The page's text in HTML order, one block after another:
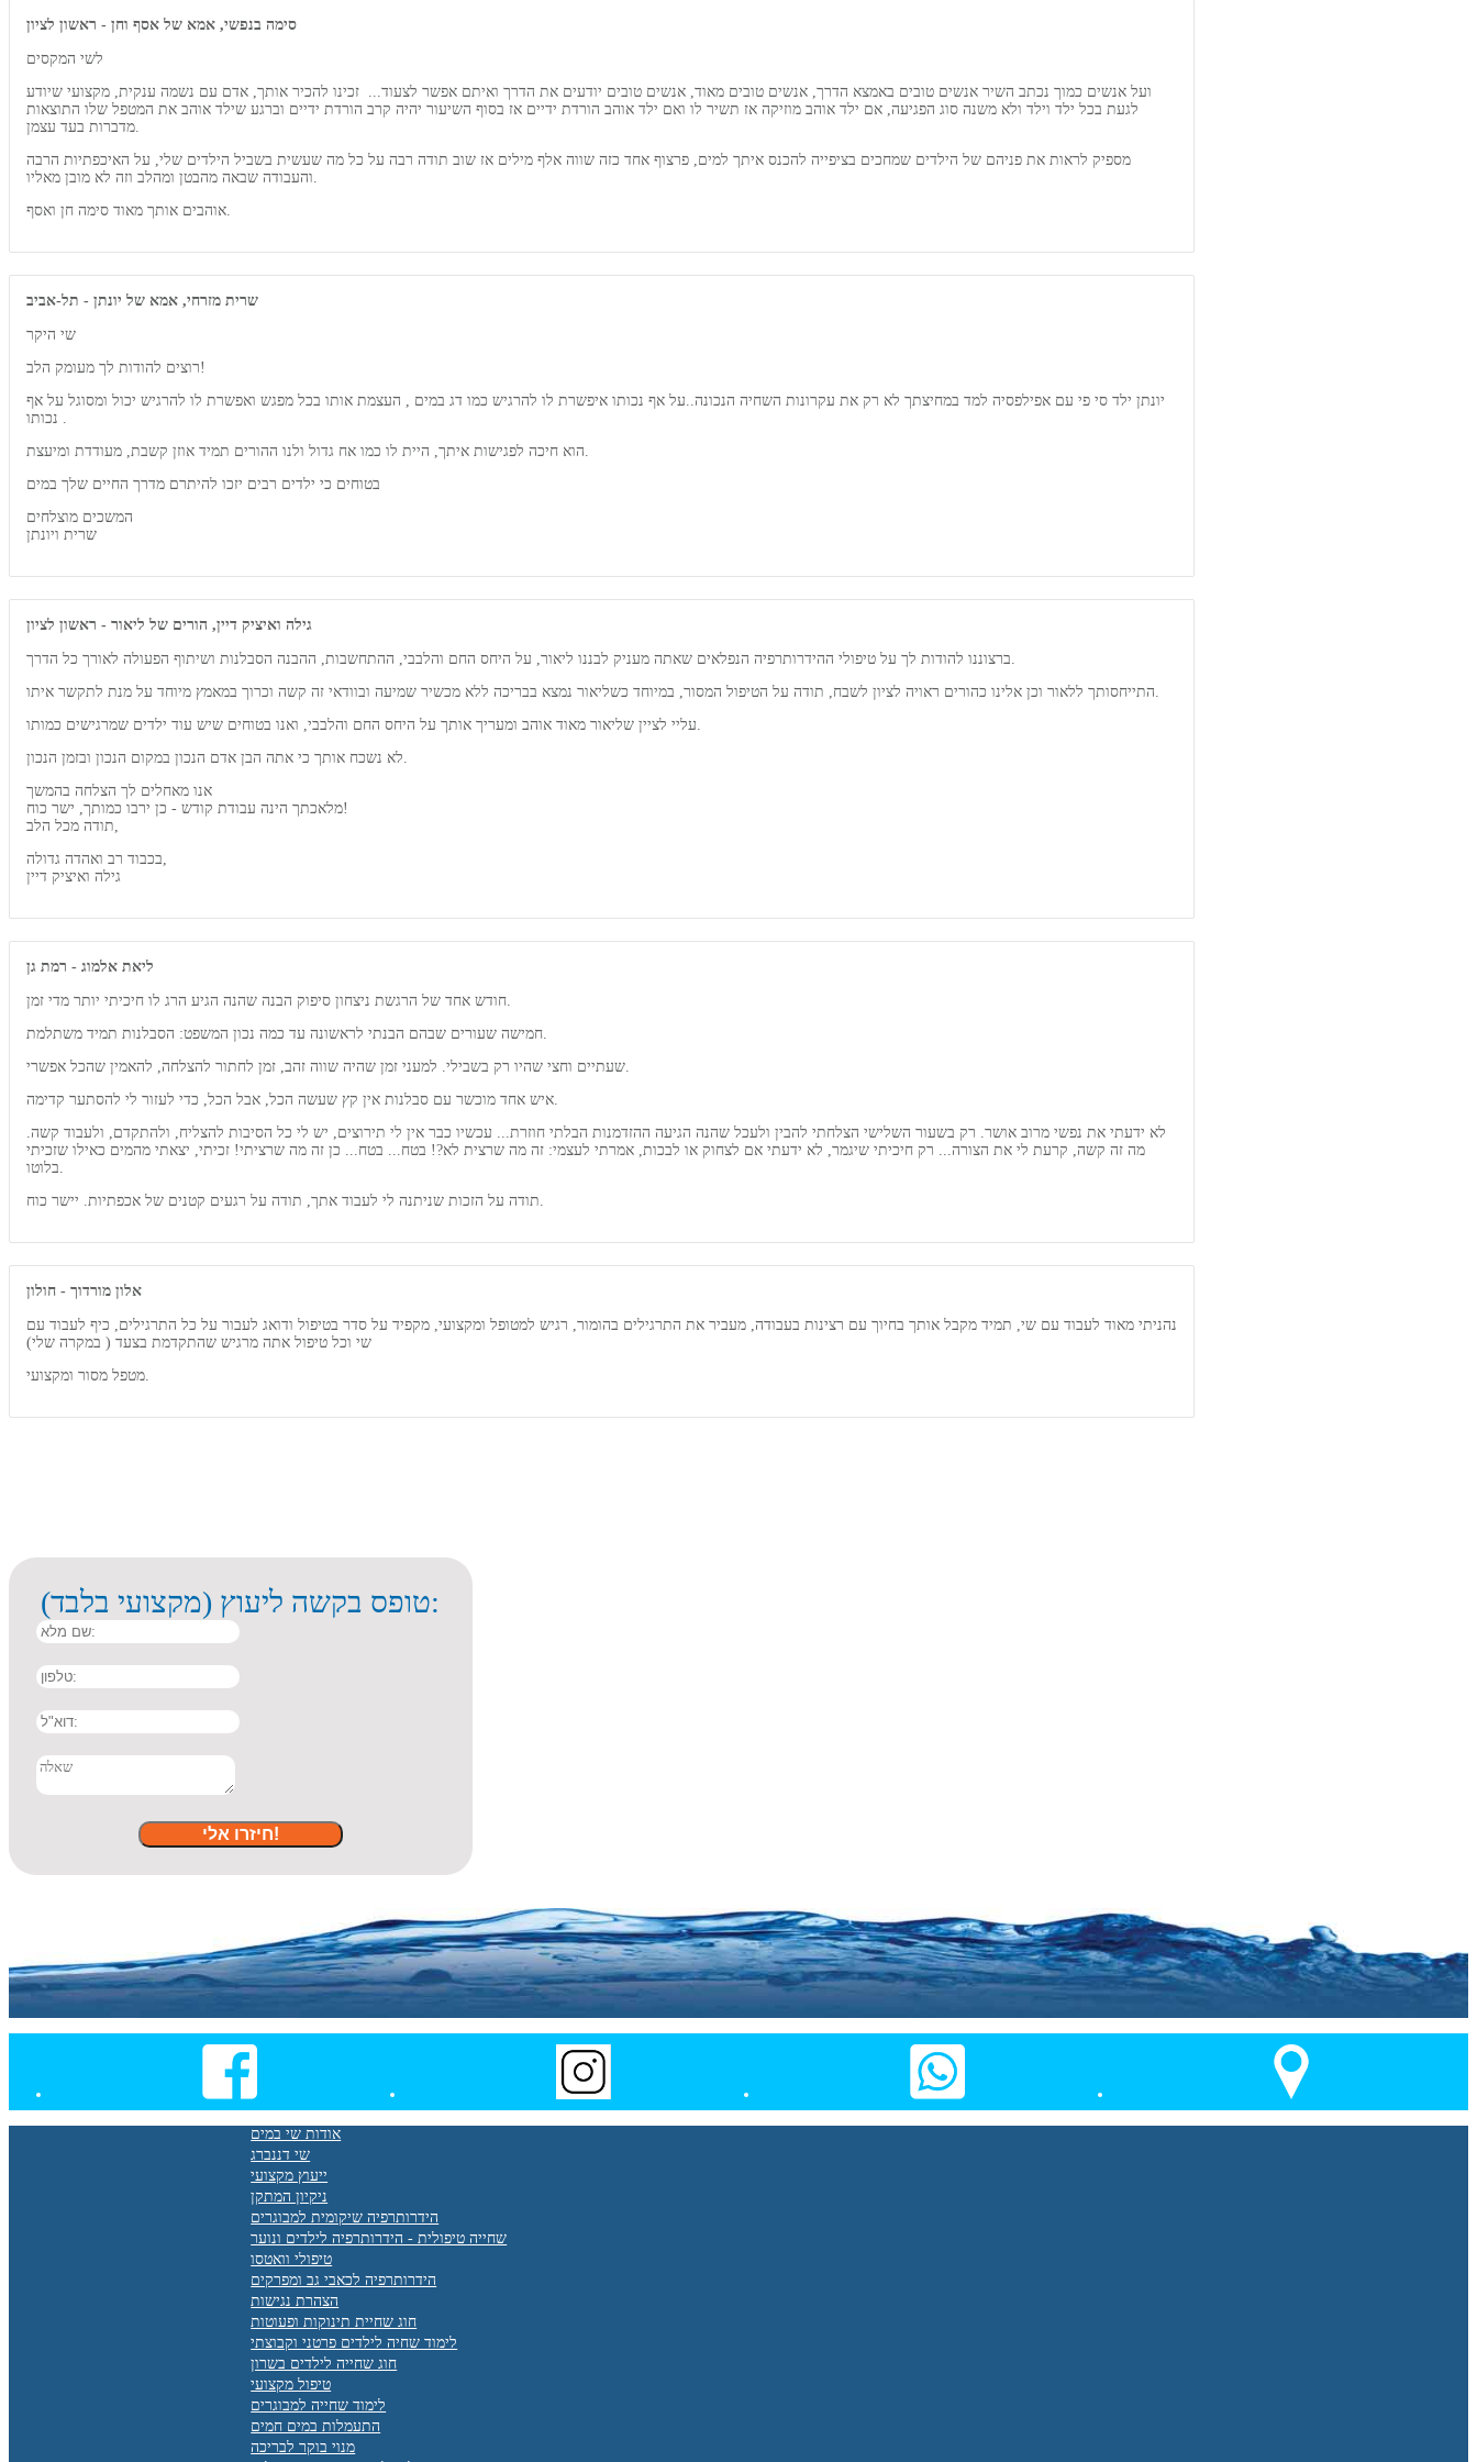
סימה בנפשי, אמא של אסף וחן - ראשון לציון
לשי המקסים
ועל אנשים כמוך נכתב השיר אנשים טובים באמצא הדרך, אנשים טובים מאוד, אנשים טובים יודעים את הדרך ואיתם אפשר לצעוד... זכינו להכיר אותך, אדם עם נשמה ענקית, מקצועי שיודע
לגעת בכל ילד וילד ולא משנה סוג הפגיעה, אם ילד אוהב מוזיקה אז תשיר לו ואם ילד אוהב הורדת ידיים אז בסוף השיעור יהיה קרב הורדת ידיים וברגע שילד אוהב את המטפל שלו התוצאות
מדברות בעד עצמן.
מספיק לראות את פניהם של הילדים שמחכים בציפייה להכנס איתך למים, פרצוף אחד כזה שווה אלף מילים אז שוב תודה רבה על כל מה שעשית בשביל הילדים שלי, על האיכפתיות הרבה
והעבודה שבאה מהבטן ומהלב וזה לא מובן מאליו.
אוהבים אותך מאוד סימה חן ואסף.
שרית מזרחי, אמא של יונתן - תל-אביב
שי היקר
רוצים להודות לך מעומק הלב!
יונתן ילד סי פי עם אפילפסיה למד במחיצתך לא רק את עקרונות השחיה הנכונה..על אף נכותו איפשרת לו להרגיש כמו דג במים , העצמת אותו בכל מפגש ואפשרת לו להרגיש יכול ומסוגל על אף
נכותו .
הוא חיכה לפגישות איתך, היית לו כמו אח גדול ולנו ההורים תמיד אוזן קשבת, מעודדת ומיעצת.
בטוחים כי ילדים רבים יזכו להיתרם מדרך החיים שלך במים
המשכים מוצלחים
שרית ויונתן
גילה ואיציק דיין, הורים של ליאור - ראשון לציון
ברצוננו להודות לך על טיפולי ההידרותרפיה הנפלאים שאתה מעניק לבננו ליאור, על היחס החם והלבבי, ההתחשבות, ההבנה הסבלנות ושיתוף הפעולה לאורך כל הדרך.
התייחסותך ללאור וכן אלינו כהורים ראויה לציון לשבח, תודה על הטיפול המסור, במיוחד כשליאור נמצא בבריכה ללא מכשיר שמיעה ובוודאי זה קשה וכרוך במאמץ מיוחד על מנת לתקשר איתו.
עליי לציין שליאור מאוד אוהב ומעריך אותך על היחס החם והלבבי, ואנו בטוחים שיש עוד ילדים שמרגישים כמותו.
לא נשכח אותך כי אתה הבן אדם הנכון במקום הנכון ובזמן הנכון.
אנו מאחלים לך הצלחה בהמשך
מלאכתך הינה עבודת קודש - כן ירבו כמותך, ישר כוח!
תודה מכל הלב,
בכבוד רב ואהדה גדולה,
גילה ואיציק דיין
ליאת אלמוג - רמת גן
חודש אחד של הרגשת ניצחון סיפוק הבנה שהנה הגיע הרג לו חיכיתי יותר מדי זמן.
חמישה שעורים שבהם הבנתי לראשונה עד כמה נכון המשפט: הסבלנות תמיד משתלמת.
שעתיים וחצי שהיו רק בשבילי. למעני זמן שהיה שווה זהב, זמן לחתור להצלחה, להאמין שהכל אפשרי.
איש אחד מוכשר עם סבלנות אין קץ שעשה הכל, אבל הכל, כדי לעזור לי להסתער קדימה.
לא ידעתי את נפשי מרוב אושר. רק בשעור השלישי הצלחתי להבין ולעכל שהנה הגיעה ההזדמנות הבלתי חוזרת... עכשיו כבר אין לי תירוצים, יש לי כל הסיבות להצליח, ולהתקדם, ולעבוד קשה.
מה זה קשה, קרעת לי את הצורה... רק חיכיתי שיגמר, לא ידעתי אם לצחוק או לבכות, אמרתי לעצמי: זה מה שרצית לא?! בטח... בטח... כן זה מה שרציתי! זכיתי, יצאתי מהמים כאילו שזכיתי
בלוטו.
תודה על הזכות שניתנה לי לעבוד אתך, תודה על רגעים קטנים של אכפתיות. יישר כוח.
אלון מורדוך - חולון
נהניתי מאוד לעבוד עם שי, תמיד מקבל אותך בחיוך עם רצינות בעבודה, מעביר את התרגילים בהומור, רגיש למטופל ומקצועי, מקפיד על סדר בטיפול ודואג לעבור על כל התרגילים, כיף לעבוד עם
שי וכל טיפול אתה מרגיש שהתקדמת בצעד ( במקרה שלי)
מטפל מסור ומקצועי.
טופס בקשה ליעוץ (מקצועי בלבד):
שם מלא
טלפון
דוא"ל
שאלה
עבור
הפייסבוק
של
טיפולי
הידרותרפיה
(שחייה
טיפולית)
ושיעורי
שחייה
עבור
לדף
האינסטגרם
של
טיפולי
הידרותרפיה
שלחו
ל
טיפולי
הידרותרפיה
(שחייה
טיפולית)
אודות שי במים
שי דננברג
ייעוץ מקצועי
ניקיון המתקן
הידרותרפיה שיקומית למבוגרים
שחייה טיפולית - הידרותרפיה לילדים ונוער
טיפולי וואטסו
הידרותרפיה לכאבי גב ומפרקים
הצהרת נגישות
חוג שחיית תינוקות ופעוטות
לימוד שחיה לילדים פרטני וקבוצתי
חוג שחייה לילדים בשרון
טיפול מקצועי
לימוד שחייה למבוגרים
התעמלות במים חמים
מנוי בוקר לבריכה